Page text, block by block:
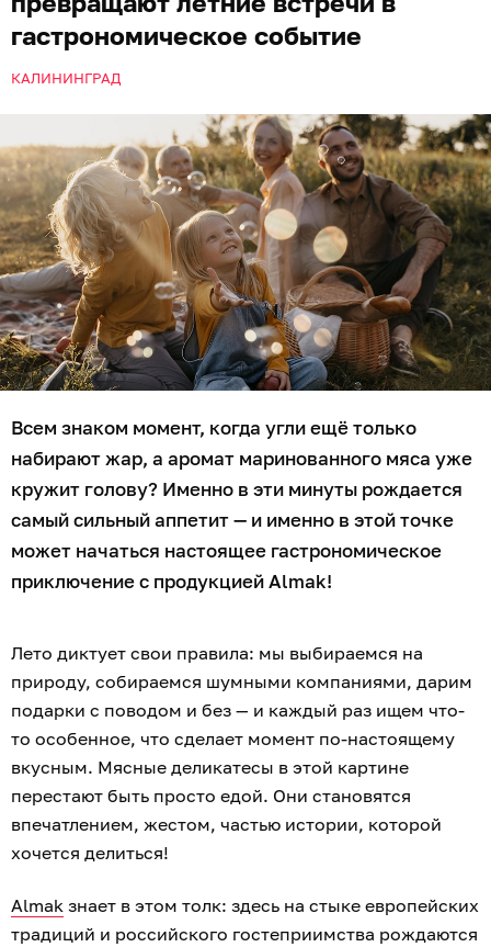
гастрономическое событие
КАЛИНИНГРАД
Всем знаком момент, когда угли ещё только
набирают жар, а аромат маринованного мяса уже
кружит голову? Именно в эти минуты рождается
самый сильный аппетит — и именно в этой точке
может начаться настоящее гастрономическое
приключение с продукцией Almak!
Лето диктует свои правила: мы выбираемся на
природу, собираемся шумными компаниями, дарим
подарки с поводом и без — и каждый раз ищем что-
то особенное, что сделает момент по-настоящему
вкусным. Мясные деликатесы в этой картине
перестают быть просто едой. Они становятся
впечатлением, жестом, частью истории, которой
хочется делиться!
Almak знает в этом толк: здесь на стыке европейских
традиций и российского гостеприимства рождаются